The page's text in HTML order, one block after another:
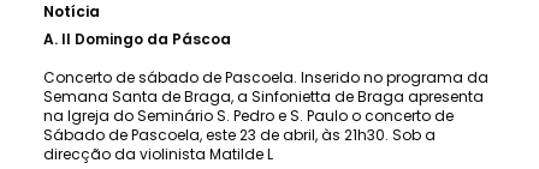
Notícia
A. II Domingo da Páscoa
Concerto de sábado de Pascoela. Inserido no programa da
Semana Santa de Braga, a Sinfonietta de Braga apresenta
na Igreja do Seminário S. Pedro e S. Paulo o concerto de
Sábado de Pascoela, este 23 de abril, às 21h30. Sob a
direcção da violinista Matilde L